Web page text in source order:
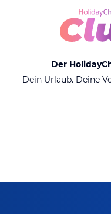
Der
Dein Urlaub. Deine